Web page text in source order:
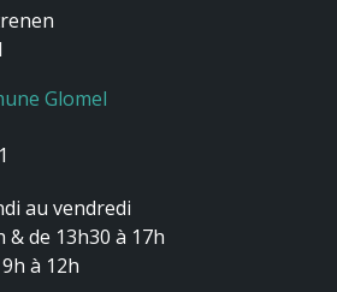
Glomel
au vendredi
& de 13h30 à 17h
à 12h